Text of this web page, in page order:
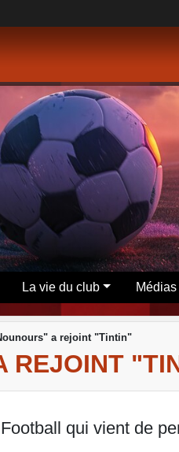
La vie du club Médias
a rejoint "Tintin"
REJOINT
Football qui vient de